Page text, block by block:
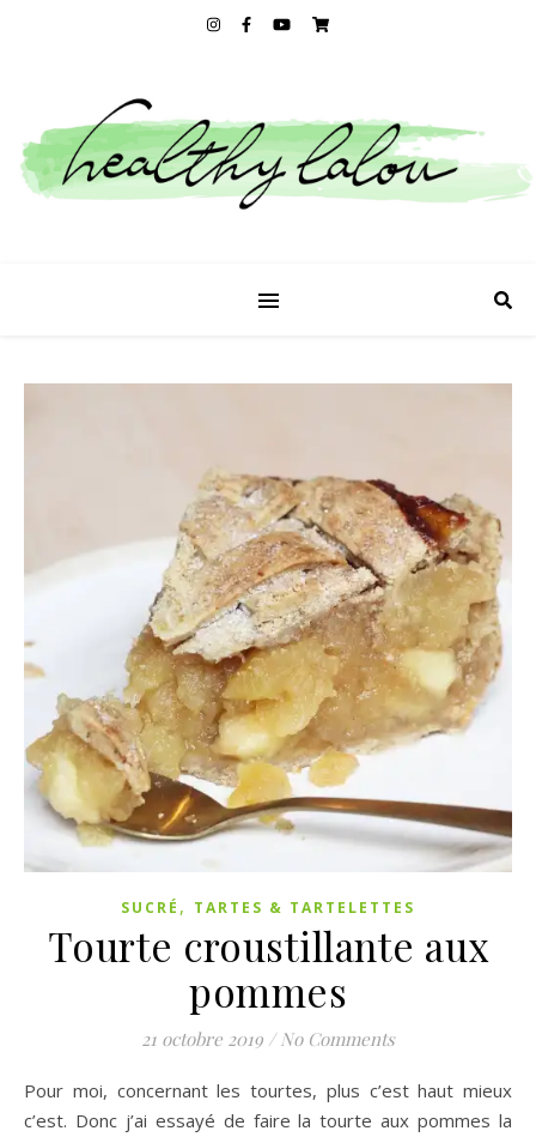
SUCRÉ , TARTES & TARTELETTES
Tourte croustillante aux
pommes
21 octobre 2019 / No Comments
Pour moi, concernant les tourtes, plus c’est haut mieux
c’est. Donc j’ai essayé de faire la tourte aux pommes la